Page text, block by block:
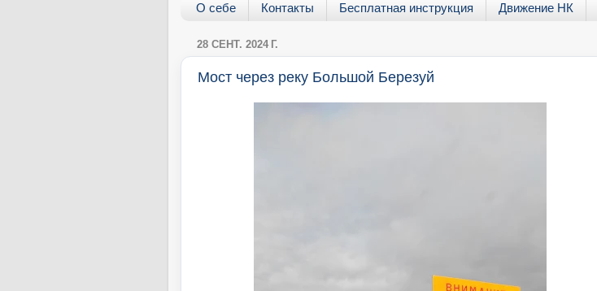
О себе Контакты Бесплатная инструкция Движение НК
28 СЕНТ. 2024 Г.
Мост через реку Большой Березуй